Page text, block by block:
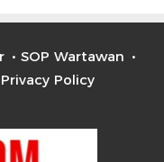
SOP Wartawan
Privacy Policy